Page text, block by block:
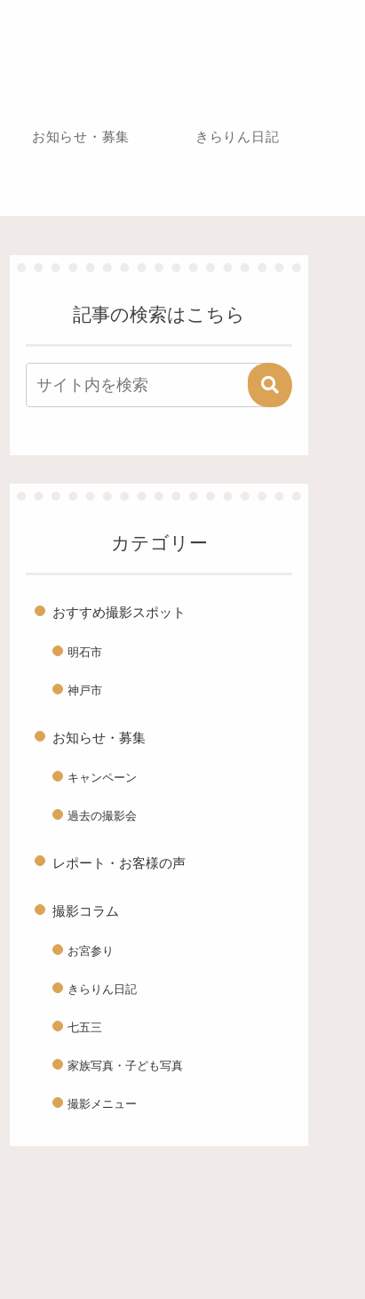
お知らせ・募集 きらりん日記
記事の検索はこちら
カテゴリー
おすすめ撮影スポット
明石市
神戸市
お知らせ・募集
キャンペーン
過去の撮影会
レポート・お客様の声
撮影コラム
お宮参り
きらりん日記
七五三
家族写真・子ども写真
撮影メニュー